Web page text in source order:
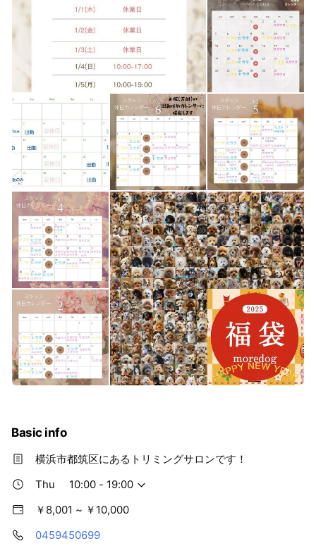
Basic info
横浜市都筑区にあるトリミングサロンです！
Thu
10:00 - 19:00
￥8,001 ~ ￥10,000
0459450699